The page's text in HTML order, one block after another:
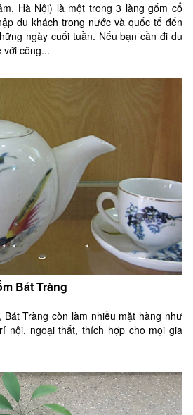
Hà Nội) là một trong 3 làng gốm cổ
du khách trong nước và quốc tế đến
ngày cuối tuần. Nếu bạn cần đi du
với công...
Bát Tràng
Tràng còn làm nhiều mặt hàng như
nội, ngoại thất, thích hợp cho mọi gia